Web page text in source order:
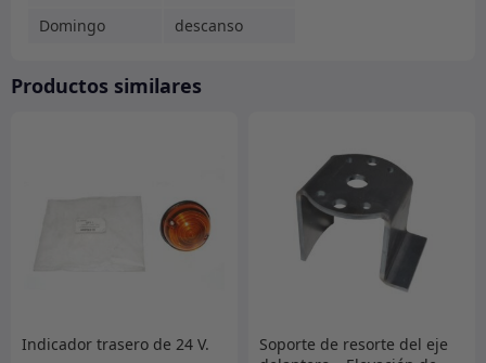
Domingo
descanso
Productos similares
Indicador trasero de 24 V.
Soporte de resorte del eje